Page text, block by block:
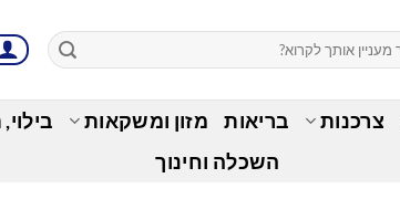
צרכנות בריאות מזון ומשקאות
השכלה וחינוך